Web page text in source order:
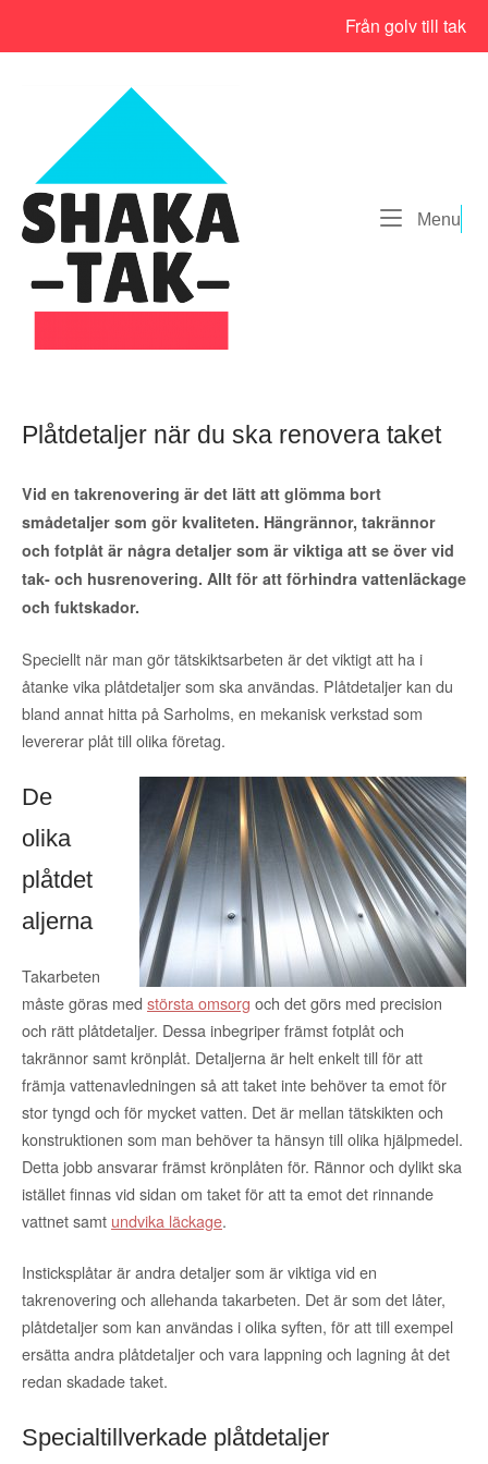
Från golv till tak
Menu
Plåtdetaljer när du ska renovera taket
Vid en takrenovering är det lätt att glömma bort
smådetaljer som gör kvaliteten. Hängrännor, takrännor
och fotplåt är några detaljer som är viktiga att se över vid
tak- och husrenovering. Allt för att förhindra vattenläckage
och fuktskador.
Speciellt när man gör tätskiktsarbeten är det viktigt att ha i
åtanke vika plåtdetaljer som ska användas. Plåtdetaljer kan du
bland annat hitta på Sarholms, en mekanisk verkstad som
levererar plåt till olika företag.
De
olika
plåtdet
aljerna
Takarbeten
måste göras med största omsorg och det görs med precision
och rätt plåtdetaljer. Dessa inbegriper främst fotplåt och
takrännor samt krönplåt. Detaljerna är helt enkelt till för att
främja vattenavledningen så att taket inte behöver ta emot för
stor tyngd och för mycket vatten. Det är mellan tätskikten och
konstruktionen som man behöver ta hänsyn till olika hjälpmedel.
Detta jobb ansvarar främst krönplåten för. Rännor och dylikt ska
istället finnas vid sidan om taket för att ta emot det rinnande
vattnet samt undvika läckage.
Insticksplåtar är andra detaljer som är viktiga vid en
takrenovering och allehanda takarbeten. Det är som det låter,
plåtdetaljer som kan användas i olika syften, för att till exempel
ersätta andra plåtdetaljer och vara lappning och lagning åt det
redan skadade taket.
Specialtillverkade plåtdetaljer